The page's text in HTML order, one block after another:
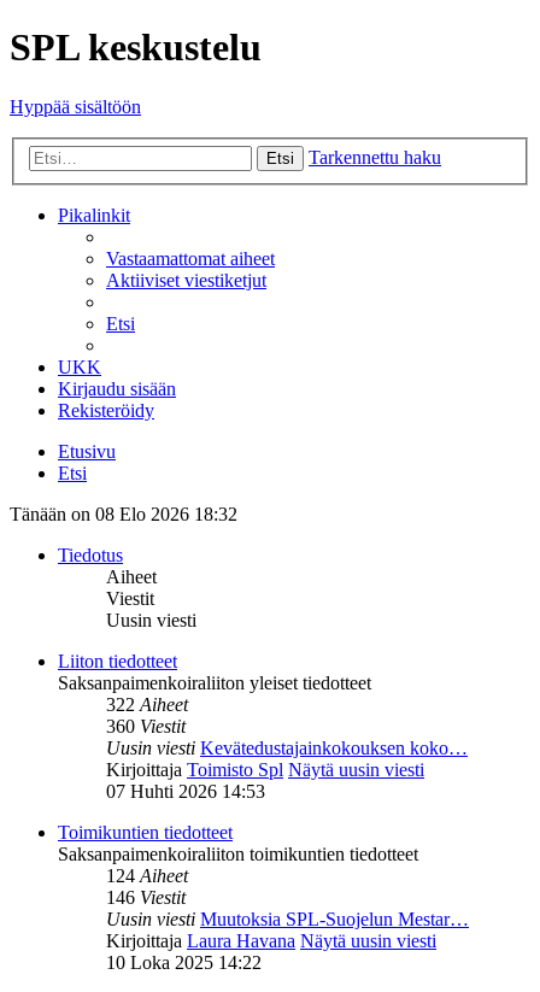
SPL keskustelu
Hyppää sisältöön
Etsi Tarkennettu haku
Pikalinkit
Vastaamattomat aiheet
Aktiiviset viestiketjut
Etsi
UKK
Kirjaudu sisään
Rekisteröidy
Etusivu
Etsi
Tänään on 08 Elo 2026 18:32
Tiedotus
Aiheet
Viestit
Uusin viesti
Liiton tiedotteet
Saksanpaimenkoiraliiton yleiset tiedotteet
322Aiheet
360 Viestit
Uusin viesti Kevätedustajainkokouksen koko…
Kirjoittaja Toimisto Spl Näytä uusin viesti
07 Huhti 2026 14:53
Toimikuntien tiedotteet
Saksanpaimenkoiraliiton toimikuntien tiedotteet
124Aiheet
146 Viestit
Uusin viesti Muutoksia SPL-Suojelun Mestar…
Kirjoittaja Laura Havana Näytä uusin viesti
10 Loka 2025 14:22